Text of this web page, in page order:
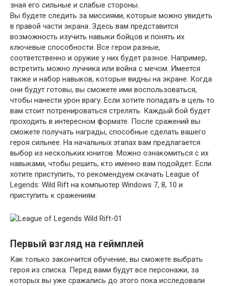
зная его сильные и слабые стороны.
Вы будете следить за миссиями, которые можно увидеть
в правой части экрана. Здесь вам представится
возможность изучить навыки бойцов и понять их
ключевые способности. Все герои разные,
соответственно и оружие у них будет разное. Например,
встретить можно лучника или война с мечом. Имеется
также и набор навыков, которые видны на экране. Когда
они будут готовы, вы сможете ими воспользоваться,
чтобы нанести урон врагу. Если хотите попадать в цель то
вам стоит потренироваться стрелять. Каждый бой будет
проходить в интересном формате. После сражений вы
сможете получать награды, способные сделать вашего
героя сильнее. На начальных этапах вам предлагается
выбор из нескольких юнитов. Можно ознакомиться с их
навыками, чтобы решить, кто именно вам подойдет. Если
хотите приступить, то рекомендуем скачать League of
Legends: Wild Rift на компьютер Windows 7, 8, 10 и
приступить к сражениям.
Первый взгляд на геймплей
Как только закончится обучение, вы сможете выбрать
героя из списка. Перед вами будут все персонажи, за
которых вы уже сражались до этого пока исследовали